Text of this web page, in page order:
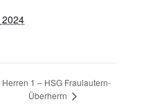
Herren 1 – HSG Fraulautern-
Überherrn